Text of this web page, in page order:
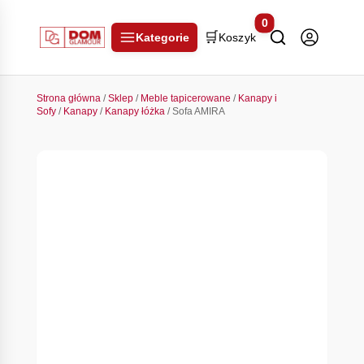
Kategorie 🛒 Koszyk
0
Strona główna/Sklep/ Meble tapicerowane / Kanapy i
Sofy/ Kanapy/ Kanapy łóżka/ Sofa AMIRA